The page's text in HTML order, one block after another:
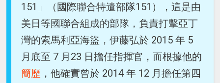
151」（國際聯合特遣部隊151），這是由
美日等國聯合組成的部隊，負責打擊亞丁
灣的索馬利亞海盜，伊藤弘於 2015 年 5
月底至 7 月23 日擔任指揮官，而根據他的
簡歷 ，他確實曾於 2014 年 12 月擔任第四